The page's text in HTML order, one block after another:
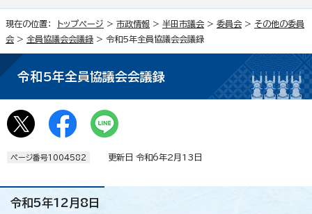
現在の位置： トップページ > 市政情報 > 半田市議会 > 委員会 > その他の委員
会 > 全員協議会会議録 > 令和5年全員協議会会議録
令和5年全員協議会会議録
ページ番号1004582 更新日 令和6年2月13日
令和5年12月8日